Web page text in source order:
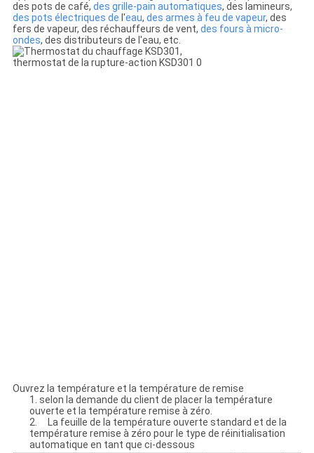
des pots de café, des grille-pain automatiques, des lamineurs,
des pots électriques de l'eau, des armes à feu de vapeur, des
fers de vapeur, des réchauffeurs de vent, des fours à micro-
ondes, des distributeurs de l'eau, etc.
Ouvrez la température et la température de remise
1. selon la demande du client de placer la température
ouverte et la température remise à zéro.
2. La feuille de la température ouverte standard et de la
température remise à zéro pour le type de réinitialisation
automatique en tant que ci-dessous